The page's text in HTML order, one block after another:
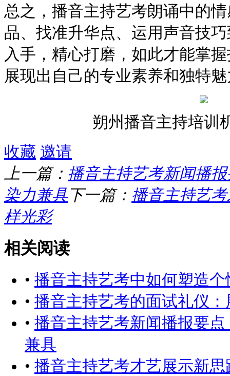
总之，播音主持艺考朗诵中的
品、找准升华点、运用声音技
入手，精心打磨，如此才能掌
展现出自己的专业素养和独特
朔州播音主持培训
收藏 邀请
上一篇： 播音主持艺考新闻播
染力兼具下一篇： 播音主持艺
样光彩
相关阅读
• 播音主持艺考中如何塑造
• 播音主持艺考的面试礼仪
• 播音主持艺考新闻播报要
兼具
• 播音主持艺考才艺展示新